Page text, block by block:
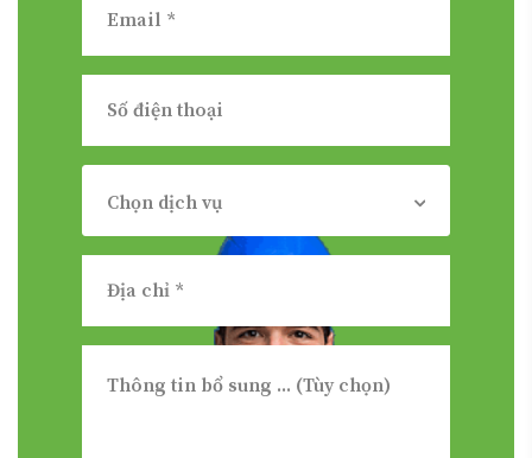
Chọn dịch vụ